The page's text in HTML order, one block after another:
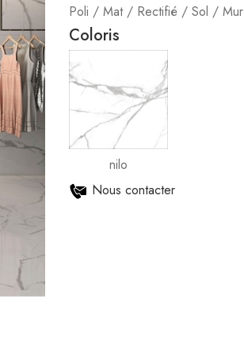
Poli / Mat / Rectifié / Sol / Mur
Coloris
nilo
Nous contacter